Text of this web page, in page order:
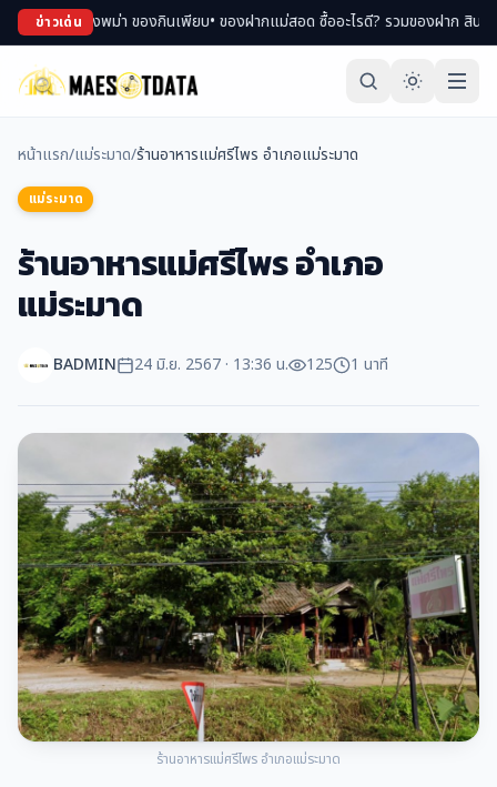
ข่าวเด่น
องพม่า ของกินเพียบ• ของฝากแม่สอด ซื้ออะไรดี? รวมของฝาก สินค้า OTOP ขึ้น
หน้าแรก/แม่ระมาด/ร้านอาหารแม่ศรีไพร อำเภอแม่ระมาด
แม่ระมาด
ร้านอาหารแม่ศรีไพร อำเภอ
แม่ระมาด
BADMIN 24 มิ.ย. 2567 · 13:36 น. 125 1 นาที
ร้านอาหารแม่ศรีไพร อำเภอแม่ระมาด